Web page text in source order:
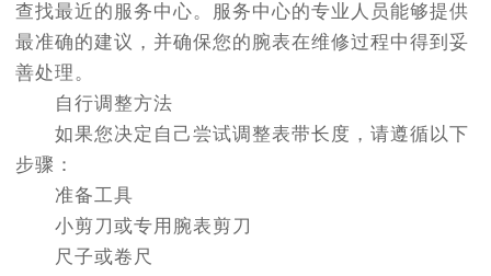
查找最近的服务中心。服务中心的专业人员能够提供
最准确的建议，并确保您的腕表在维修过程中得到妥
善处理。
自行调整方法
如果您决定自己尝试调整表带长度，请遵循以下
步骤：
准备工具
小剪刀或专用腕表剪刀
尺子或卷尺